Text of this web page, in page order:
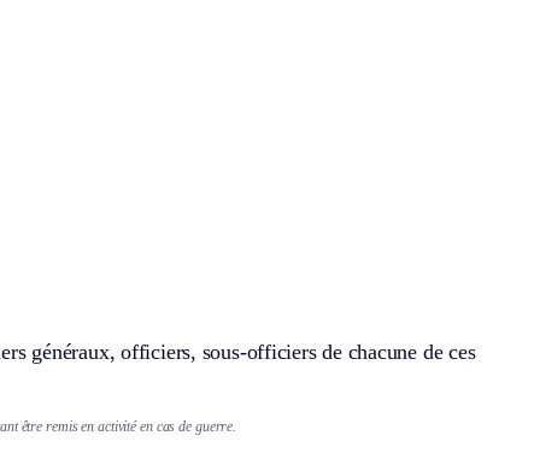
généraux, officiers, sous-officiers de chacune de ces
être remis en activité en cas de guerre.